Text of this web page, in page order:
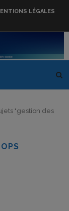
LÉGALES
"gestion des